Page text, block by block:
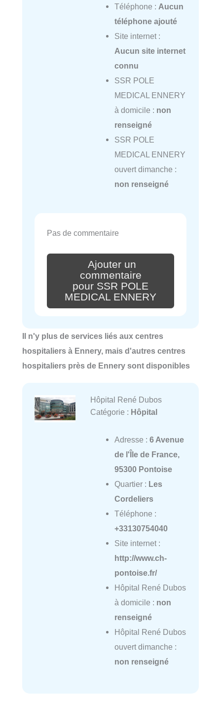
Téléphone : Aucun
téléphone ajouté
Site internet :
Aucun site internet
connu
SSR POLE
MEDICAL ENNERY
à domicile : non
renseigné
SSR POLE
MEDICAL ENNERY
ouvert dimanche :
non renseigné
Pas de commentaire
Ajouter un
commentaire
pour SSR POLE
MEDICAL ENNERY
Il n'y plus de services liés aux centres
hospitaliers à Ennery, mais d'autres centres
hospitaliers près de Ennery sont disponibles
Hôpital René Dubos
Catégorie : Hôpital
Adresse : 6 Avenue
de l'Île de France,
95300 Pontoise
Quartier : Les
Cordeliers
Téléphone :
+33130754040
Site internet :
http://www.ch-
pontoise.fr/
Hôpital René Dubos
à domicile : non
renseigné
Hôpital René Dubos
ouvert dimanche :
non renseigné